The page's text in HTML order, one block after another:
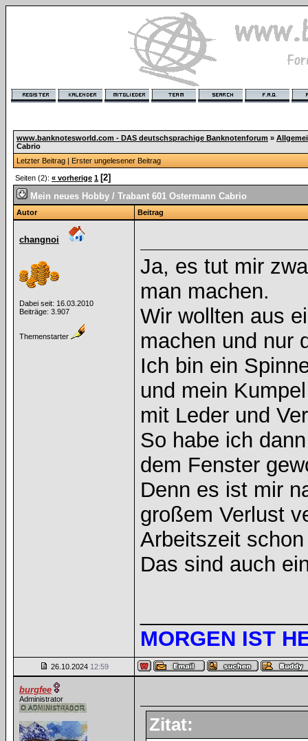
www.banknotesworld.com - DAS deutschsprachige Banknotenforum »
Cabrio
Letzter Beitrag | Erster ungelesener Beitrag
Seiten (2): « vorherige 1 [2]
Mein neues Hobby / Trabant 601 Ostermann Cabrio
Autor Beitrag
changnoi
Dabei seit: 16.03.2010
Beiträge: 3.907
Themenstarter
Ja, es tut mir
man machen.
Wir wollten aus
machen und nur
Ich bin ein
und mein
mit Leder und
So habe ich
dem Fenster
Denn es ist mir
großem Verlust
Arbeitszeit
Das sind auch
MORGEN IST
26.10.2024 12:59
burgfee
Administrator
Zitat: